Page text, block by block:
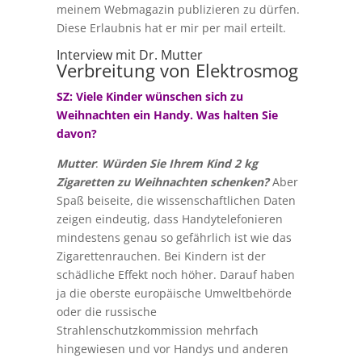
meinem Webmagazin publizieren zu dürfen.
Diese Erlaubnis hat er mir per mail erteilt.
Interview mit Dr. Mutter
Verbreitung von Elektrosmog
SZ: Viele Kinder wünschen sich zu
Weihnachten ein Handy. Was halten Sie
davon?
Mutter: Würden Sie Ihrem Kind 2 kg
Zigaretten zu Weihnachten schenken?Aber
Spaß beiseite, die wissenschaftlichen Daten
zeigen eindeutig, dass Handytelefonieren
mindestens genau so gefährlich ist wie das
Zigarettenrauchen. Bei Kindern ist der
schädliche Effekt noch höher. Darauf haben
ja die oberste europäische Umweltbehörde
oder die russische
Strahlenschutzkommission mehrfach
hingewiesen und vor Handys und anderen